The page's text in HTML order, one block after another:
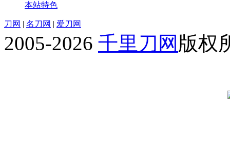
本站特色
刀网 | 名刀网 | 爱刀网
2005-2026 千里刀网 版权